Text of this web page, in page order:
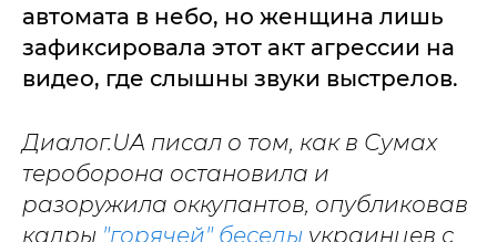
автомата в небо, но женщина лишь
зафиксировала этот акт агрессии на
видео, где слышны звуки выстрелов.
Диалог.UA писал о том, как в Сумах
тероборона остановила и
разоружила оккупантов, опубликовав
кадры "горячей" беседы украинцев с